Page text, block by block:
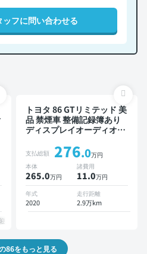
ッフに問い合わせる
トヨタ 86 GTリミテッド 美
品 禁煙車 整備記録簿あり
ディスプレイオーディオ
ニター ドライブレコーダー
支払総額 276.0万円
本体
265.0万円
諸費用
11.0万円
年式
2020
走行距離
2.9万km
86をもっと見る